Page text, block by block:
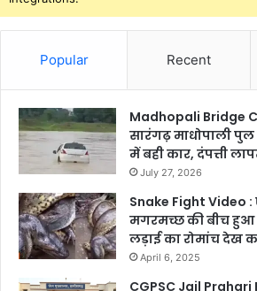
Popular Recent
Madhopali Bridge
सारंगढ़ माधोपाली
में बही कार, दंपत्ती
July 27, 2026
Snake Fight Video
मगरमच्छ की बीच हुआ
लड़ाई का रोमांच देख
April 6, 2025
CGPSC Jail Prahari